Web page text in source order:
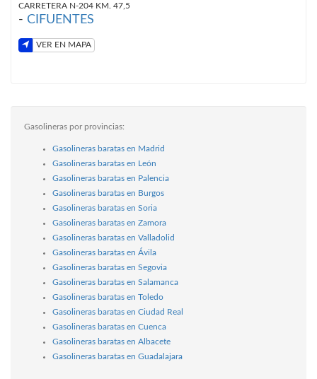
CARRETERA N-204 KM. 47,5
- CIFUENTES
VER EN MAPA
Gasolineras por provincias:
Gasolineras baratas en Madrid
Gasolineras baratas en León
Gasolineras baratas en Palencia
Gasolineras baratas en Burgos
Gasolineras baratas en Soria
Gasolineras baratas en Zamora
Gasolineras baratas en Valladolid
Gasolineras baratas en Ávila
Gasolineras baratas en Segovia
Gasolineras baratas en Salamanca
Gasolineras baratas en Toledo
Gasolineras baratas en Ciudad Real
Gasolineras baratas en Cuenca
Gasolineras baratas en Albacete
Gasolineras baratas en Guadalajara